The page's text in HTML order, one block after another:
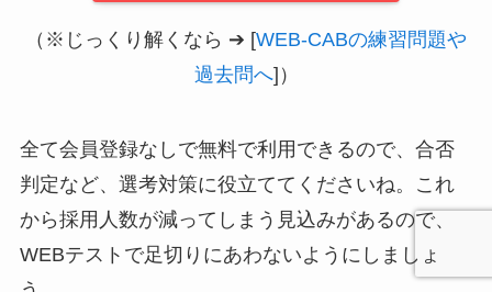
（※じっくり解くなら ➔ [WEB-CABの練習問題や
過去問へ]）
全て会員登録なしで無料で利用できるので、合否
判定など、選考対策に役立ててくださいね。これ
から採用人数が減ってしまう見込みがあるので、
WEBテストで足切りにあわないようにしましょ